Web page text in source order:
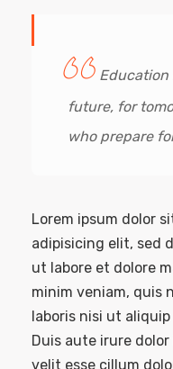
Education
future, for
who prepare
Lorem ipsum dolor
adipisicing elit, sed
ut labore et dolore
minim veniam, quis
laboris nisi ut
Duis aute irure
velit esse cillum